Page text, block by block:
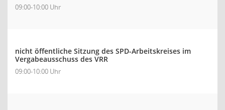
09:00-10:00 Uhr
nicht öffentliche Sitzung des SPD-Arbeitskreises im
Vergabeausschuss des VRR
09:00-10:00 Uhr